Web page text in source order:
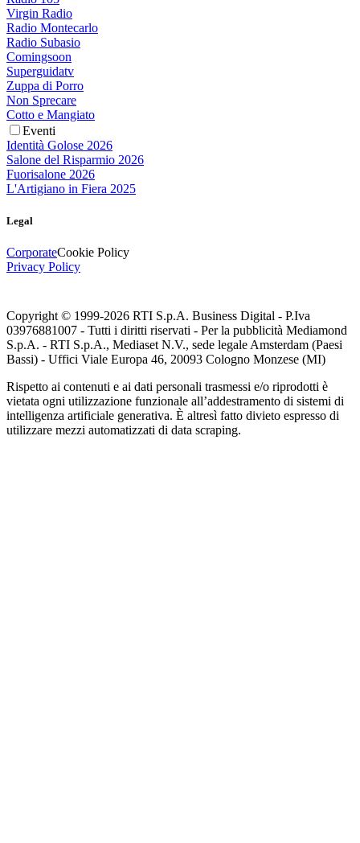
Virgin Radio
Radio Montecarlo
Radio Subasio
Comingsoon
Superguidatv
Zuppa di Porro
Non Sprecare
Cotto e Mangiato
Eventi
Identità Golose 2026
Salone del Risparmio 2026
Fuorisalone 2026
L'Artigiano in Fiera 2025
Legal
CorporateCookie Policy
Privacy Policy
Copyright © 1999-2026 RTI S.p.A. Business Digital - P.Iva
03976881007 - Tutti i diritti riservati - Per la pubblicità Mediamond
S.p.A. - RTI S.p.A., Mediaset N.V., sede legale Amsterdam (Paesi
Bassi) - Uffici Viale Europa 46, 20093 Cologno Monzese (MI)
Rispetto ai contenuti e ai dati personali trasmessi e/o riprodotti è
vietata ogni utilizzazione funzionale all’addestramento di sistemi di
intelligenza artificiale generativa. È altresì fatto divieto espresso di
utilizzare mezzi automatizzati di data scraping.